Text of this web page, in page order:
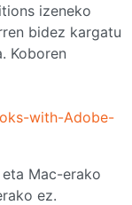
izeneko
bidez kargatu
Koboren
with-Adobe-
Mac-erako
ez.